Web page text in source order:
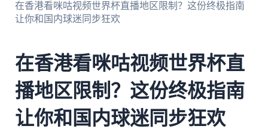
在香港看咪咕视频世界杯直播地区限制？这份终极指南
让你和国内球迷同步狂欢
在香港看咪咕视频世界杯直
播地区限制？这份终极指南
让你和国内球迷同步狂欢